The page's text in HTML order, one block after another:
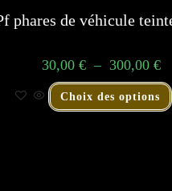
phares de véhicule
30,00 € – 300,00 €
Choix des options